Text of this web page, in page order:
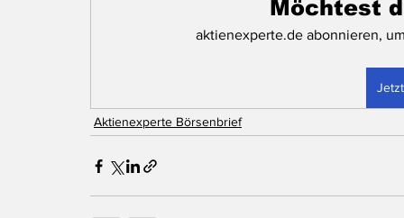
Möchtest
aktienexperte.de abonnieren,
Aktienexperte Börsenbrief